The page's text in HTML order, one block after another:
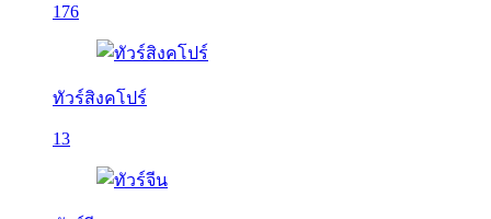
176
ทัวร์สิงคโปร์
13